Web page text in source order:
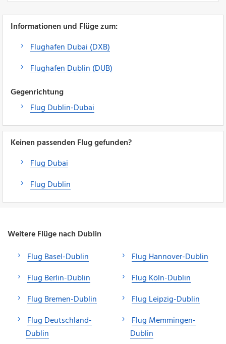
Informationen und Flüge zum:
Flughafen Dubai (DXB)
Flughafen Dublin (DUB)
Gegenrichtung
Flug Dublin-Dubai
Keinen passenden Flug gefunden?
Flug Dubai
Flug Dublin
Weitere Flüge nach Dublin
Flug Basel-Dublin
Flug Berlin-Dublin
Flug Bremen-Dublin
Flug Deutschland-
Dublin
Flug Hannover-Dublin
Flug Köln-Dublin
Flug Leipzig-Dublin
Flug Memmingen-
Dublin